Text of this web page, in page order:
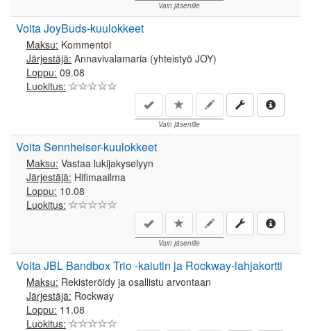
Vain jäsenille
Voita JoyBuds-kuulokkeet
Maksu: Kommentoi
Järjestäjä: Annavivalamaria (yhteistyö JOY)
Loppu: 09.08
Luokitus:
Vain jäsenille
Voita Sennheiser-kuulokkeet
Maksu: Vastaa lukijakyselyyn
Järjestäjä: Hifimaailma
Loppu: 10.08
Luokitus:
Vain jäsenille
Voita JBL Bandbox Trio -kaiutin ja Rockway-lahjakortti
Maksu: Rekisteröidy ja osallistu arvontaan
Järjestäjä: Rockway
Loppu: 11.08
Luokitus: